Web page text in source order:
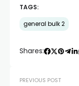
TAGS:
general bulk 2
Shares:
PREVIOUS POST